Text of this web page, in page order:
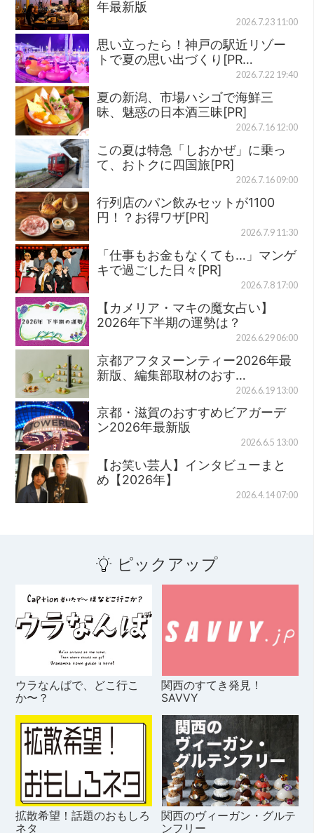
年最新版
2026.7.23 11:00
思い立ったら！神戸の駅近リゾー
トで夏の思い出づくり[PR…
2026.7.22 19:40
夏の新潟、市場ハシゴで海鮮三
昧、魅惑の日本酒三昧[PR]
2026.7.16 12:00
この夏は特急「しおかぜ」に乗っ
て、おトクに四国旅[PR]
2026.7.16 09:00
行列店のパン飲みセットが1100
円！？お得ワザ[PR]
2026.7.9 11:30
「仕事もお金もなくても…」マンゲ
キで過ごした日々[PR]
2026.7.8 17:00
【カメリア・マキの魔女占い】
2026年下半期の運勢は？
2026.6.29 06:00
京都アフタヌーンティー2026年最
新版、編集部取材のおす…
2026.6.19 13:00
京都・滋賀のおすすめビアガーデ
ン2026年最新版
2026.6.5 13:00
【お笑い芸人】インタビューまと
め【2026年】
2026.4.14 07:00
ピックアップ
ウラなんばで、どこ行こ
か〜？
関西のすてき発見！
SAVVY
拡散希望！話題のおもしろ
ネタ
関西のヴィーガン・グルテ
ンフリー